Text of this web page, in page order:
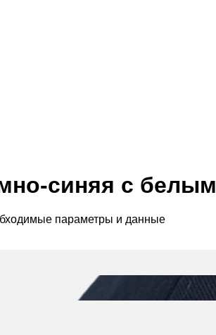
синяя с белым
параметры и данные